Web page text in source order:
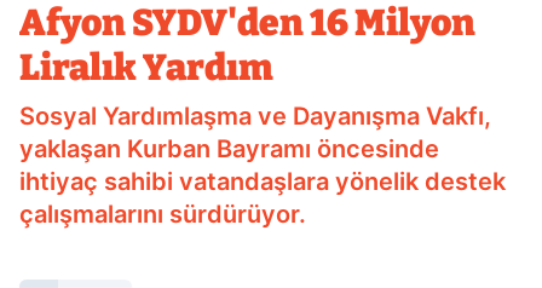
Afyon SYDV'den 16 Milyon
Liralık Yardım
Sosyal Yardımlaşma ve Dayanışma Vakfı,
yaklaşan Kurban Bayramı öncesinde
ihtiyaç sahibi vatandaşlara yönelik destek
çalışmalarını sürdürüyor.